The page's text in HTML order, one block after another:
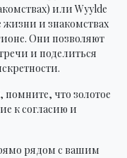
или Wyylde
жизни и знакомствах
Они позволяют
и поделиться
что золотое
к согласию и
рядом с вашим